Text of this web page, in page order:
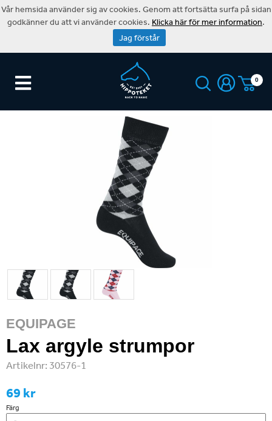
0
EQUIPAGE
Lax argyle strumpor
Artikelnr: 30576-1
69 kr
Färg
Vår hemsida använder sig av cookies. Genom att fortsätta surfa på sidan
godkänner du att vi använder cookies. Klicka här för mer information.
Jag förstår